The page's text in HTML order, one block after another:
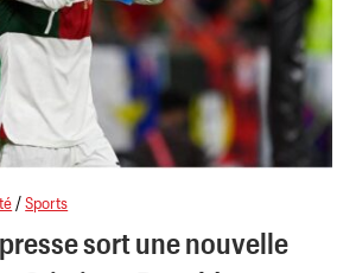
/Sports
sort une nouvelle